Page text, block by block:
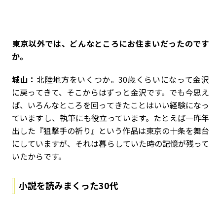
――東京以外では、どんなところにお住まいだったのです
か。
城山： 北陸地方をいくつか。30歳くらいになって金沢
に戻ってきて、そこからはずっと金沢です。でも今思え
ば、いろんなところを回ってきたことはいい経験になっ
ていますし、執筆にも役立っています。たとえば一昨年
出した『狙撃手の祈り』という作品は東京の十条を舞台
にしていますが、それは暮らしていた時の記憶が残って
いたからです。
小説を読みまくった30代